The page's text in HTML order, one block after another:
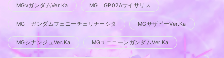
MGνガンダムVer.Ka MG GP02Aサイサリス
MG ガンダムフェニーチェリナーシタ MGサザビーVer.Ka
MGシナンジュVer.Ka MGユニコーンガンダムVer.Ka